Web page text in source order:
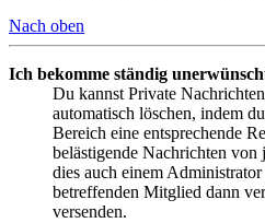
Nach oben
Ich bekomme ständig
Du kannst Private
automatisch löschen, indem
Bereich eine entsprechende
belästigende Nachrichten von
dies auch einem
betreffenden Mitglied dann
versenden.